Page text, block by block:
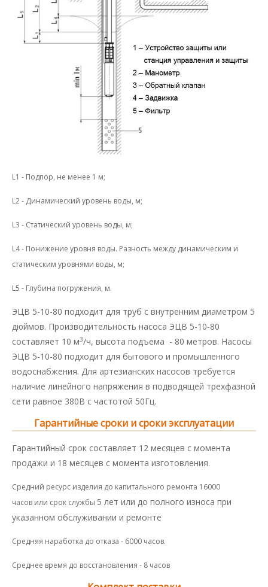
L1 - Подпор, не менее 1 м;
L2 - Динамический уровень воды, м;
L3 - Статический уровень воды, м;
L4 - Понижение уровня воды. Разность между динамическим и
статическим уровнями воды, м;
L5 - Глубина погружения, м.
ЭЦВ 5-10-80 подходит для труб с внутренним диаметром 5
дюймов. Производительность насоса ЭЦВ 5-10-80
составляет 10 м3/ч, высота подъема - 80 метров. Насосы
ЭЦВ 5-10-80 подходит для бытового и промышленного
водоснабжения. Для артезианских насосов требуется
наличие линейного напряжения в подводящей трехфазной
сети равное 380В с частотой 50Гц.
Гарантийные сроки и сроки эксплуатации
Гарантийный срок составляет 12 месяцев с момента
продажи и 18 месяцев с момента изготовления.
Средний ресурс изделия до капитального ремонта 16000
часов или срок службы 5 лет или до полного износа при
указанном обслуживании и ремонте
Средняя наработка до отказа - 6000 часов.
Среднее время до восстановления - 8 часов